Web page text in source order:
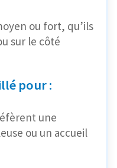
ou fort, qu’ils
sur le côté
pour :
une
ou un accueil